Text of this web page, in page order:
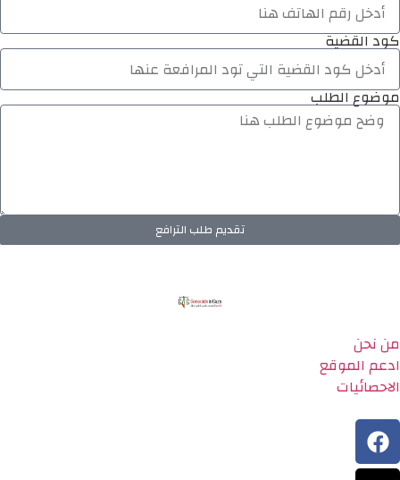
كود القضية
موضوع الطلب
تقديم طلب الترافع
من نحن
ادعم الموقع
الاحصائيات